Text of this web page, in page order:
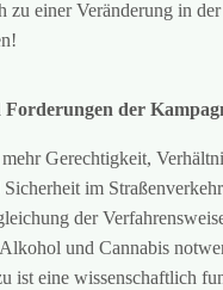
zu einer Veränderung in
Forderungen der
Gerechtigkeit,
Sicherheit im
der
und Cannabis
ist eine wissenschaftlich